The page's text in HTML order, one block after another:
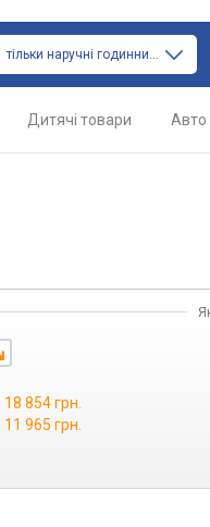
тільки наручні годинники
Дитячі товари Авто
18 854 грн.
11 965 грн.